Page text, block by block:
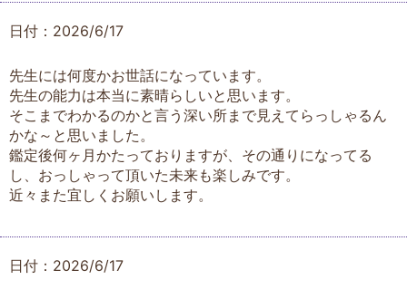
日付：2026/6/17
先生には何度かお世話になっています。
先生の能力は本当に素晴らしいと思います。
そこまでわかるのかと言う深い所まで見えてらっしゃるん
かな～と思いました。
鑑定後何ヶ月かたっておりますが、その通りになってる
し、おっしゃって頂いた未来も楽しみです。
近々また宜しくお願いします。
日付：2026/6/17